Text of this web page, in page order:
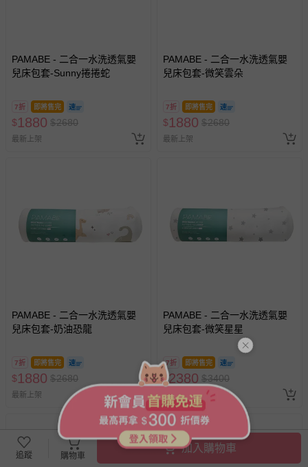
PAMABE - 二合一水洗透氣嬰
兒床包套-Sunny捲捲蛇
7折 即將售完
$1880 $2680
最新上架
PAMABE - 二合一水洗透氣嬰
兒床包套-微笑雲朵
7折 即將售完
$1880 $2680
最新上架
PAMABE - 二合一水洗透氣嬰
兒床包套-奶油恐龍
7折 即將售完
$1880 $2680
最新上架
PAMABE - 二合一水洗透氣嬰
兒床包套-微笑星星
7折 即將售完
$2380 $3400
最新上架
追蹤 購物車
加入購物車